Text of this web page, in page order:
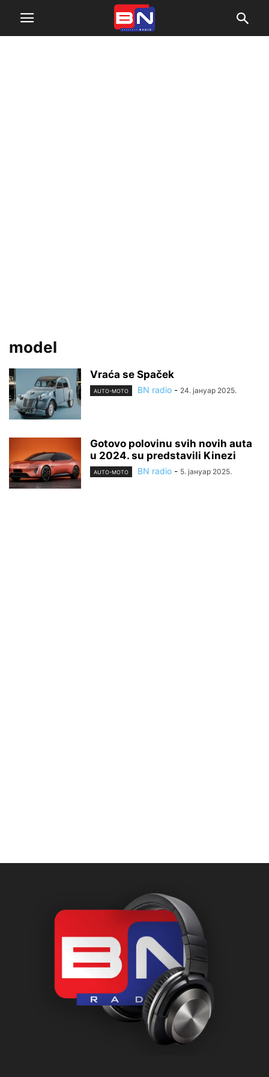
model
Vraća se Spaček
AUTO-MOTO BN radio - 24. јануар 2025.
Gotovo polovinu svih novih auta
u 2024. su predstavili Kinezi
AUTO-MOTO BN radio - 5. јануар 2025.